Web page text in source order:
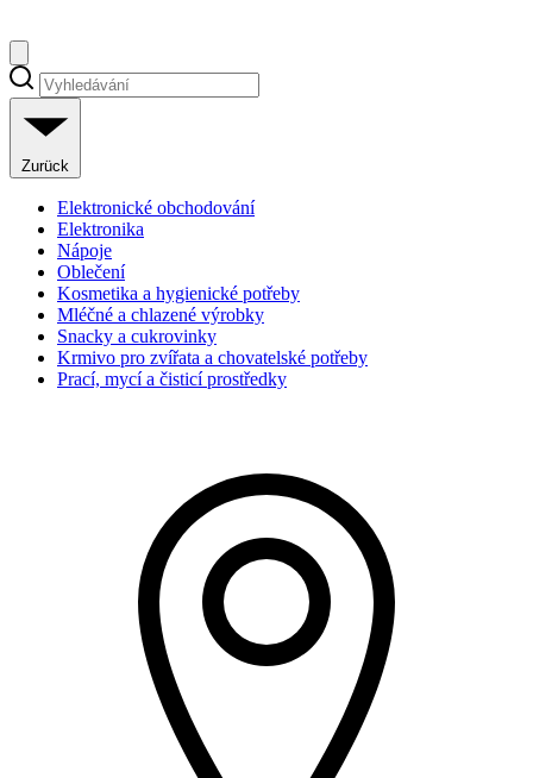
Zurück
Elektronické obchodování
Elektronika
Nápoje
Oblečení
Kosmetika a hygienické potřeby
Mléčné a chlazené výrobky
Snacky a cukrovinky
Krmivo pro zvířata a chovatelské potřeby
Prací, mycí a čisticí prostředky